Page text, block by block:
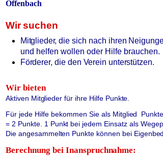
Offenbach
Wirsuchen
Mitglieder, die sich nach ihren
und helfen wollen oder Hilfe brauchen.
Förderer, die den Verein unterstützen.
Wir bieten
Aktiven Mitglieder für ihreHilfe Punkte.
Für jedeHilfe bekommen Sie als Mitglied
= 2 Punkte. 1 Punkt bei jedem Einsatz als
Dieangesammelten Punkte können bei
Berechnung beiInanspruchnahme: